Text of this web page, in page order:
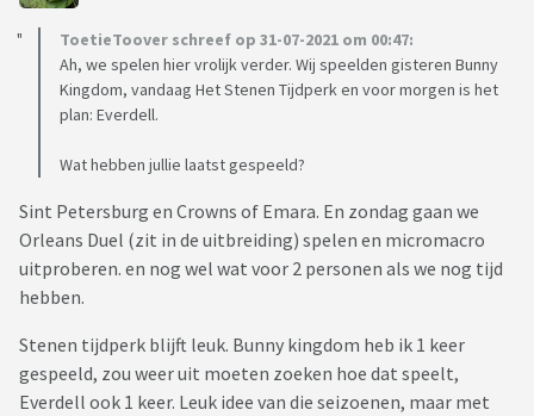
ToetieToover schreef op 31-07-2021 om 00:47:
Ah, we spelen hier vrolijk verder. Wij speelden gisteren Bunny
Kingdom, vandaag Het Stenen Tijdperk en voor morgen is het
plan: Everdell.
Wat hebben jullie laatst gespeeld?
Sint Petersburg en Crowns of Emara. En zondag gaan we
Orleans Duel (zit in de uitbreiding) spelen en micromacro
uitproberen. en nog wel wat voor 2 personen als we nog tijd
hebben.
Stenen tijdperk blijft leuk. Bunny kingdom heb ik 1 keer
gespeeld, zou weer uit moeten zoeken hoe dat speelt,
Everdell ook 1 keer. Leuk idee van die seizoenen, maar met